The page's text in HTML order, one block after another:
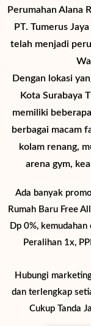
Perumahan Alana
PT. Tumerus
telah menjadi
Dengan lokasi
Kota Surabaya
memiliki
berbagai macam
kolam renang,
arena gym,
Ada banyak
Rumah Baru Free
Dp 0%,
Peralihan 1x,
Hubungi
dan terlengkap
Cukup Tanda